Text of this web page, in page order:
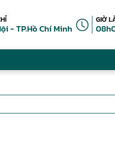
- TP.Hồ Chí Minh
GIỜ